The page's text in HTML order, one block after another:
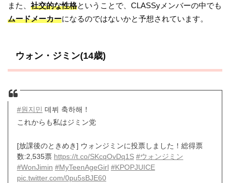
また、社交的な性格ということで、CLASSyメンバーの中でも
ムードメーカーになるのではないかと予想されています。
ウォン・ジミン(14歳)
#원지민 데뷔 축하해！
これからも私はジミン党
[放課後のときめき] ウォンジミンに投票しました！総得票
数:2,535票 https://t.co/SKcqOvDq1S #ウォンジミン
#WonJimin #MyTeenAgeGirl #KPOPJUICE
pic.twitter.com/0pu5sBJE60